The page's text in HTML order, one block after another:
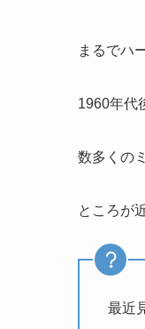
まるでハ
1960年代
数多くの
ところが
最近